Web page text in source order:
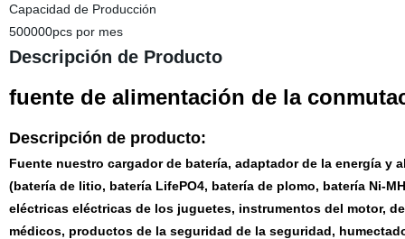
Capacidad de Producción
500000pcs por mes
Descripción de Producto
fuente de alimentación de la
Descripción de producto:
Fuente nuestro cargador de batería, adaptador de la energía y
(batería de litio, batería LifePO4, batería de plomo, batería Ni-
eléctricas eléctricas de los juguetes, instrumentos del motor,
médicos, productos de la seguridad de la seguridad,